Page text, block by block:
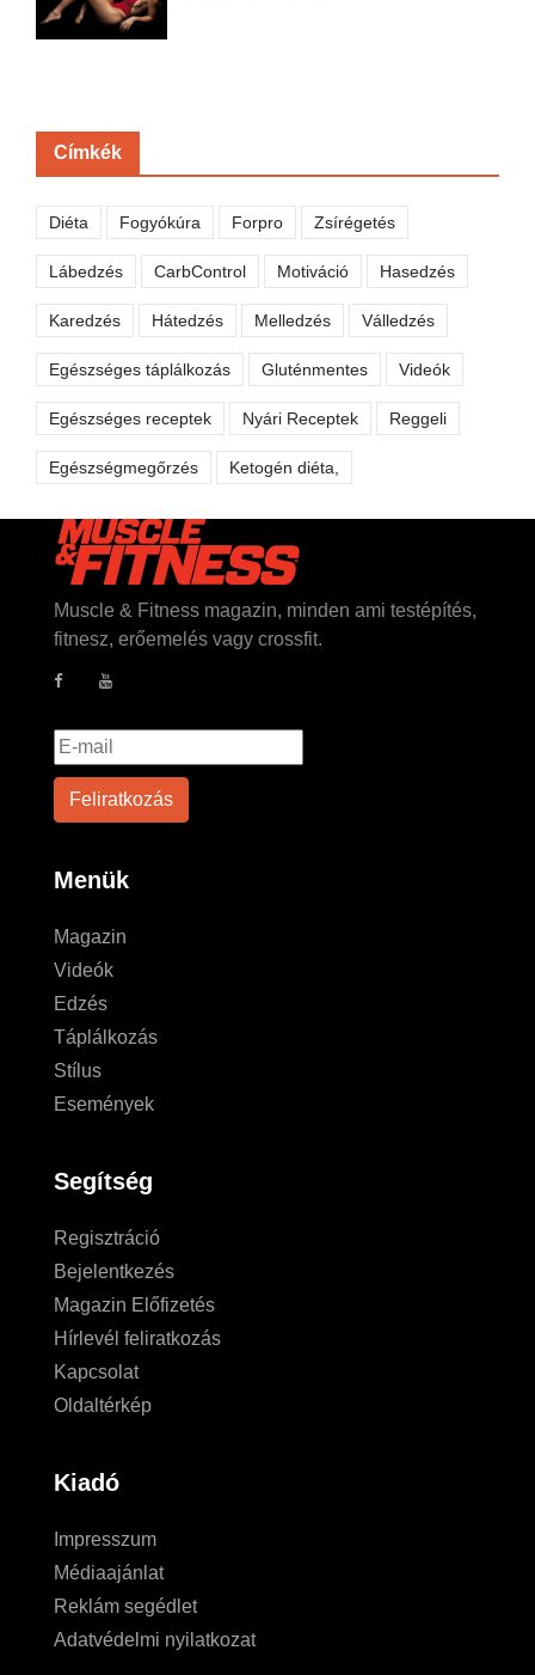
Címkék
Diéta Fogyókúra Forpro Zsírégetés
Lábedzés CarbControl Motiváció Hasedzés
Karedzés Hátedzés Melledzés Válledzés
Egészséges táplálkozás Gluténmentes Videók
Egészséges receptek Nyári Receptek Reggeli
Egészségmegőrzés Ketogén diéta,
Muscle & Fitness magazin, minden ami testépítés,
fitnesz, erőemelés vagy crossfit.
Menük
Magazin
Videók
Edzés
Táplálkozás
Stílus
Események
Segítség
Regisztráció
Bejelentkezés
Magazin Előfizetés
Hírlevél feliratkozás
Kapcsolat
Oldaltérkép
Kiadó
Impresszum
Médiaajánlat
Reklám segédlet
Adatvédelmi nyilatkozat